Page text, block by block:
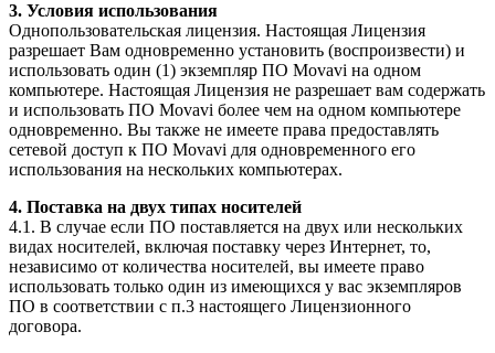
3. Условия использования
Однопользовательская лицензия. Настоящая Лицензия
разрешает Вам одновременно установить (воспроизвести) и
использовать один (1) экземпляр ПО Movavi на одном
компьютере. Настоящая Лицензия не разрешает вам содержать
и использовать ПО Movavi более чем на одном компьютере
одновременно. Вы также не имеете права предоставлять
сетевой доступ к ПО Movavi для одновременного его
использования на нескольких компьютерах.
4. Поставка на двух типах носителей
4.1. В случае если ПО поставляется на двух или нескольких
видах носителей, включая поставку через Интернет, то,
независимо от количества носителей, вы имеете право
использовать только один из имеющихся у вас экземпляров
ПО в соответствии с п.3 настоящего Лицензионного
договора.